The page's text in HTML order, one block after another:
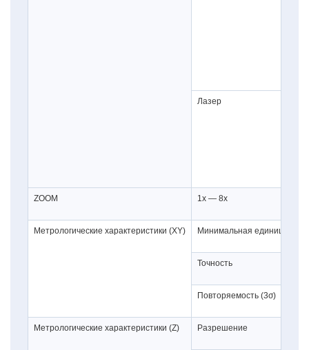
Лазер
ZOOM 1x — 8x
Метрологические характеристики (XY) Минимальная единица
Точность
Повторяемость (3σ)
Метрологические характеристики (Z) Разрешение